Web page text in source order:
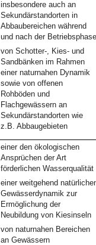
insbesondere auch an
Sekundärstandorten in
Abbaubereichen während
und nach der Betriebsphase
von Schotter-, Kies- und
Sandbänken im Rahmen
einer naturnahen Dynamik
sowie von offenen
Rohböden und
Flachgewässern an
Sekundärstandorten wie
z.B. Abbaugebieten
einer den ökologischen
Ansprüchen der Art
förderlichen Wasserqualität
einer weitgehend
Gewässerdynamik zur
Ermöglichung der
Neubildung von Kiesinseln
von naturnahen Bereichen
an Gewässern